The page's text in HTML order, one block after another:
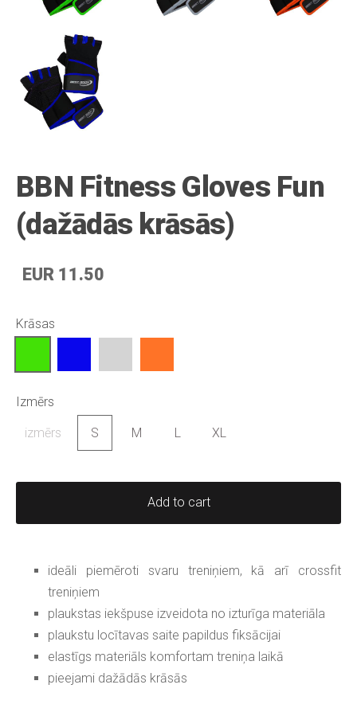
BBN Fitness Gloves Fun
(dažādās krāsās)
EUR 11.50
Krāsas
Izmērs
izmērs S M L XL
Add to cart
ideāli piemēroti svaru treniņiem, kā arī crossfit
treniņiem
plaukstas iekšpuse izveidota no izturīga materiāla
plaukstu locītavas saite papildus fiksācijai
elastīgs materiāls komfortam treniņa laikā
pieejami dažādās krāsās